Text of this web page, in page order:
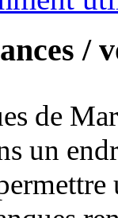
/
de
un